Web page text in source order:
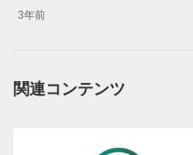
動画再生エリアにマウス
動画を再生または一時停
3年前
関連コンテンツ